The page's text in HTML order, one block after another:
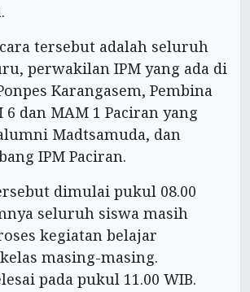
tersebut adalah seluruh
perwakilan IPM yang ada di
Karangasem, Pembina
6 dan MAM 1 Paciran yang
Madtsamuda, dan
IPM Paciran.
dimulai pukul 08.00
seluruh siswa masih
kegiatan belajar
masing-masing.
pada pukul 11.00 WIB.